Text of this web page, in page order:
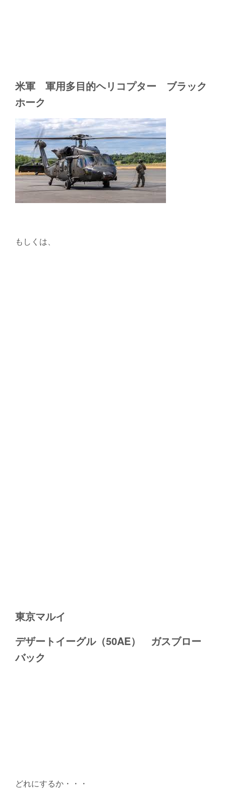
米軍 軍用多目的ヘリコプター ブラック
ホーク
もしくは、
東京マルイ
デザートイーグル（50AE） ガスブロー
バック
どれにするか・・・